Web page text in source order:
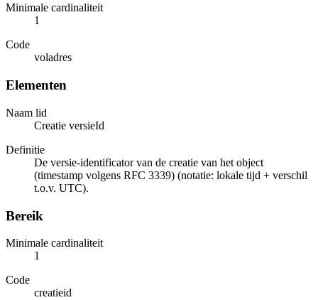
Minimale cardinaliteit
1
Code
voladres
Elementen
Naam lid
Creatie versieId
Definitie
De versie-identificator van de creatie van het object
(timestamp volgens RFC 3339) (notatie: lokale tijd + verschil
t.o.v. UTC).
Bereik
Minimale cardinaliteit
1
Code
creatieid